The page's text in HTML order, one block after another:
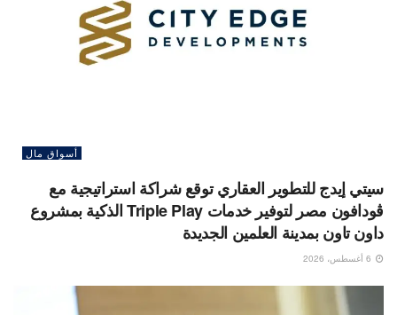
أسواق مال
سيتي إيدج للتطوير العقاري توقع شراكة استراتيجية مع
ڤودافون مصر لتوفير خدمات Triple Play الذكية بمشروع
داون تاون بمدينة العلمين الجديدة